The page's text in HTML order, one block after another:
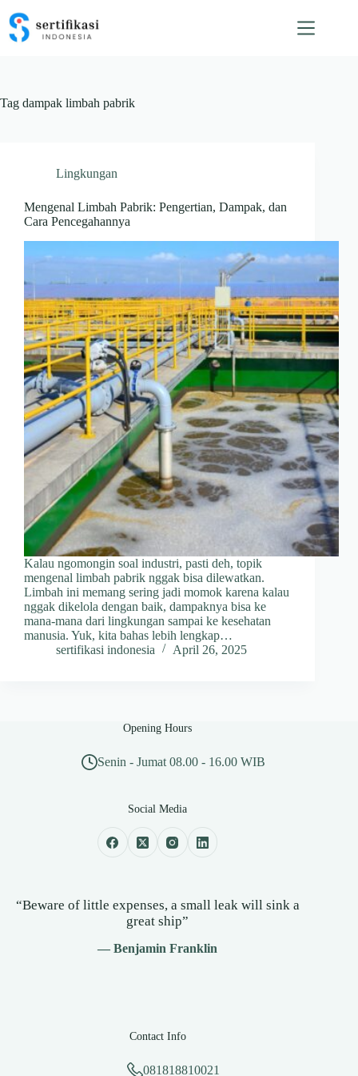
content
Tag dampak limbah pabrik
Lingkungan
Mengenal Limbah Pabrik: Pengertian, Dampak, dan
Cara Pencegahannya
Kalau ngomongin soal industri, pasti deh, topik
mengenal limbah pabrik nggak bisa dilewatkan.
Limbah ini memang sering jadi momok karena kalau
nggak dikelola dengan baik, dampaknya bisa ke
mana-mana dari lingkungan sampai ke kesehatan
manusia. Yuk, kita bahas lebih lengkap…
sertifikasi indonesia
April 26, 2025
Opening Hours
Senin - Jumat 08.00 - 16.00 WIB
Social Media
“Beware of little expenses, a small leak will sink a
great ship”
— Benjamin Franklin
Contact Info
081818810021